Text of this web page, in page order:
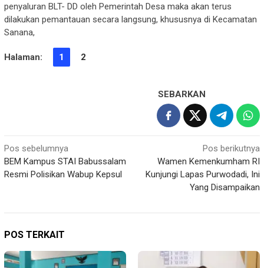
penyaluran BLT- DD oleh Pemerintah Desa maka akan terus
dilakukan pemantauan secara langsung, khususnya di Kecamatan
Sanana,
Halaman: 1 2
SEBARKAN
Navigasi
pos
Pos sebelumnya
BEM Kampus STAI Babussalam
Resmi Polisikan Wabup Kepsul
Pos berikutnya
Wamen Kemenkumham RI
Kunjungi Lapas Purwodadi, Ini
Yang Disampaikan
POS TERKAIT